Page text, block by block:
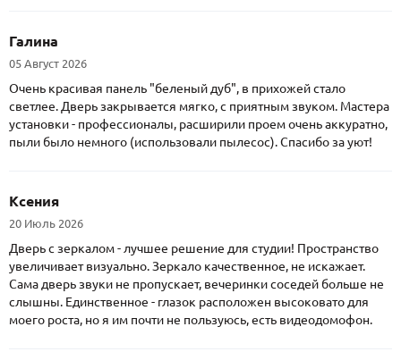
Галина
05 Август 2026
Очень красивая панель "беленый дуб", в прихожей стало
светлее. Дверь закрывается мягко, с приятным звуком. Мастера
установки - профессионалы, расширили проем очень аккуратно,
пыли было немного (использовали пылесос). Спасибо за уют!
Ксения
20 Июль 2026
Дверь с зеркалом - лучшее решение для студии! Пространство
увеличивает визуально. Зеркало качественное, не искажает.
Сама дверь звуки не пропускает, вечеринки соседей больше не
слышны. Единственное - глазок расположен высоковато для
моего роста, но я им почти не пользуюсь, есть видеодомофон.